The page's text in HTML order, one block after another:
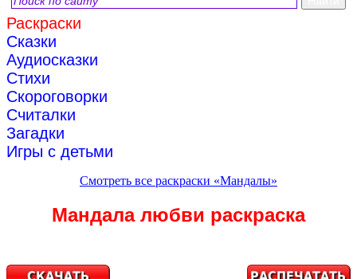
Раскраски
Сказки
Аудиосказки
Стихи
Скороговорки
Считалки
Загадки
Игры с детьми
Смотреть все раскраски «Мандалы»
Мандала любви раскраска